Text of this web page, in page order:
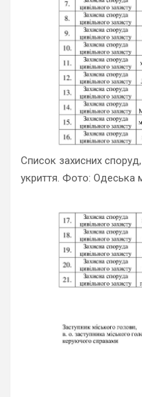
Список захисних
укриття. Фото: Одеська